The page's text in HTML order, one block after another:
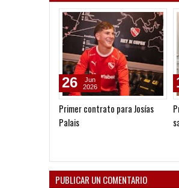
Primer contrato para Josías
Palais
26
Jun
2026
PUBLICAR UN COMENTARIO